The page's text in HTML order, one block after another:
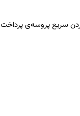
سریع پروسه‌ی